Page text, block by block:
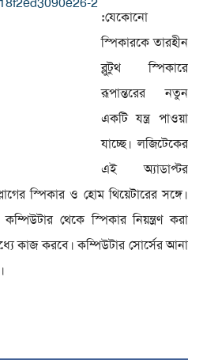
:যেকোনো
স্পিকারকে তারহীন
ব্লুটুথ স্পিকারে
রূপান্তরের নতুন
একটি যন্ত্র পাওয়া
যাচ্ছে। লজিটেকের
এই অ্যাডাপ্টর
স্পিকার ও হোম থিয়েটারের সঙ্গে।
থেকে স্পিকার নিয়ন্ত্রণ করা
কাজ করবে। কম্পিউটার সোর্সের আনা